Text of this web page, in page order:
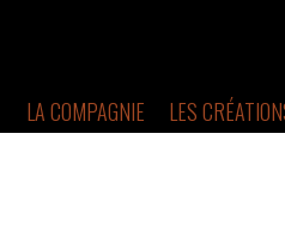
LA COMPAGNIE LES